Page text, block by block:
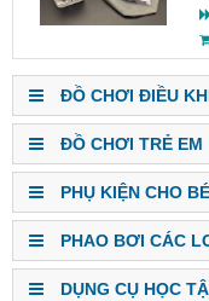
ĐỒ CHƠI ĐIỀU
ĐỒ CHƠI TRẺ EM
PHỤ KIỆN CHO BÉ
PHAO BƠI CÁC
DỤNG CỤ HỌC